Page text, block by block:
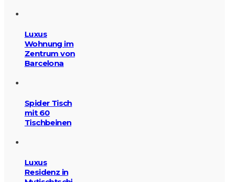
Luxus
Wohnung im
Zentrum von
Barcelona
Spider Tisch
mit 60
Tischbeinen
Luxus
Residenz in